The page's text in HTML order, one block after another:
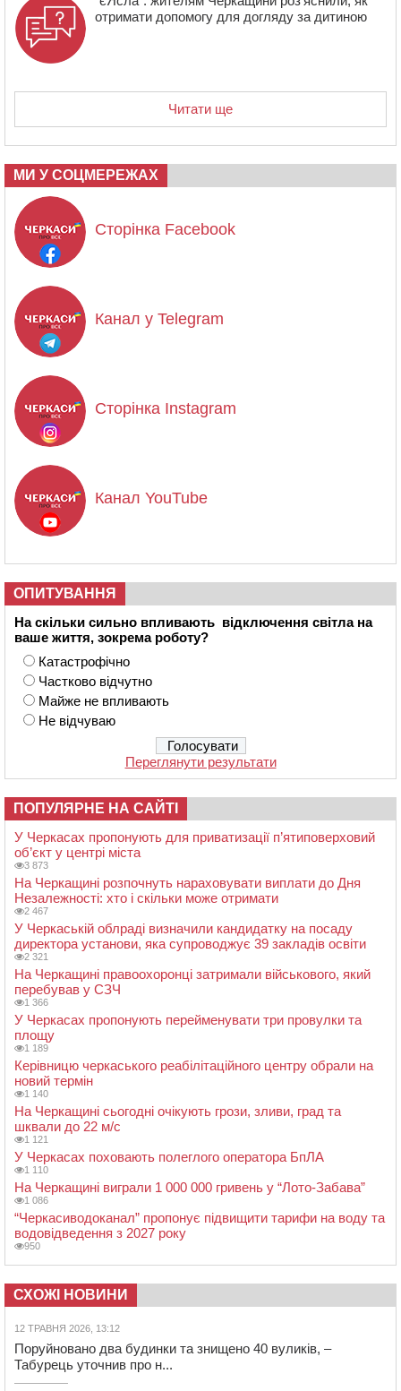
отримати допомогу для догляду за дитиною
Читати ще
МИ У СОЦМЕРЕЖАХ
Сторінка Facebook
Канал у Telegram
Сторінка Instagram
Канал YouTube
ОПИТУВАННЯ
На скільки сильно впливають відключення світла на
ваше життя, зокрема роботу?
Катастрофічно
Частково відчутно
Майже не впливають
Не відчуваю
Переглянути результати
ПОПУЛЯРНЕ НА САЙТІ
У Черкасах пропонують для приватизації п’ятиповерховий
об’єкт у центрі міста
3 873
На Черкащині розпочнуть нараховувати виплати до Дня
Незалежності: хто і скільки може отримати
2 467
У Черкаській облраді визначили кандидатку на посаду
директора установи, яка супроводжує 39 закладів освіти
2 321
На Черкащині правоохоронці затримали військового, який
перебував у СЗЧ
1 366
У Черкасах пропонують перейменувати три провулки та
площу
1 189
Керівницю черкаського реабілітаційного центру обрали на
новий термін
1 140
На Черкащині сьогодні очікують грози, зливи, град та
шквали до 22 м/с
1 121
У Черкасах поховають полеглого оператора БпЛА
1 110
На Черкащині виграли 1 000 000 гривень у “Лото-Забава”
1 086
“Черкасиводоканал” пропонує підвищити тарифи на воду та
водовідведення з 2027 року
950
СХОЖІ НОВИНИ
12 ТРАВНЯ 2026, 13:12
Поруйновано два будинки та знищено 40 вуликів, –
Табурець уточнив про н...